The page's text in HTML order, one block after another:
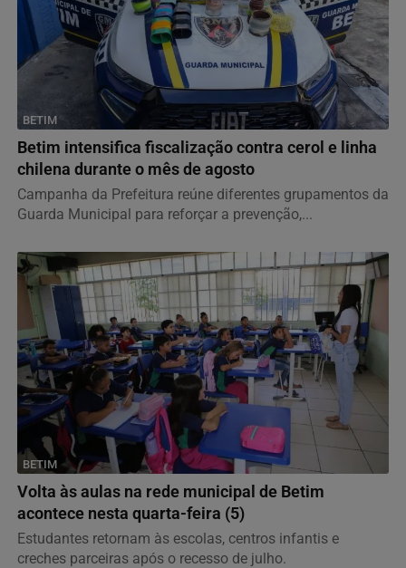
BETIM
Betim intensifica fiscalização contra cerol e linha
chilena durante o mês de agosto
Campanha da Prefeitura reúne diferentes grupamentos da
Guarda Municipal para reforçar a prevenção,...
BETIM
Volta às aulas na rede municipal de Betim
acontece nesta quarta-feira (5)
Estudantes retornam às escolas, centros infantis e
creches parceiras após o recesso de julho.